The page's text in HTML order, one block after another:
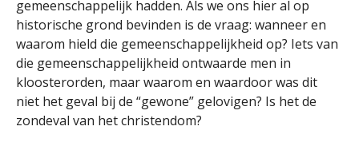
gemeenschappelijk hadden. Als we ons hier al op
historische grond bevinden is de vraag: wanneer en
waarom hield die gemeenschappelijkheid op? Iets van
die gemeenschappelijkheid ontwaarde men in
kloosterorden, maar waarom en waardoor was dit
niet het geval bij de “gewone” gelovigen? Is het de
zondeval van het christendom?